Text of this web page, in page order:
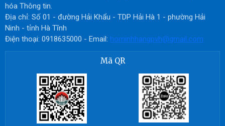
hóa Thông tin.
Địa chỉ: Số 01 - đường Hải Khẩu - TDP Hải Hà 1 - phường Hải
Ninh - tỉnh Hà Tĩnh
Điện thoại: 0918635000 - Email: hominhhangpvh@gmail.com
Mã QR